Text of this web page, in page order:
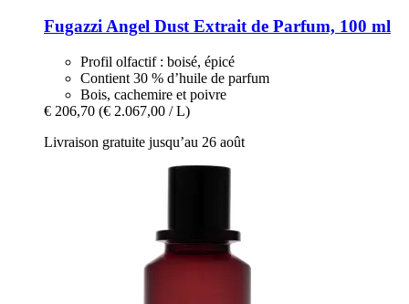
Fugazzi Angel Dust Extrait de Parfum, 100 ml
Profil olfactif : boisé, épicé
Contient 30 % d’huile de parfum
Bois, cachemire et poivre
€ 206,70 (€ 2.067,00 / L)
Livraison gratuite jusqu’au 26 août